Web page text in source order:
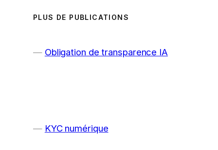
PLUS DE PUBLICATIONS
Obligation de transparence IA
KYC numérique